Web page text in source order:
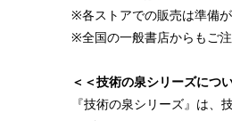
※各ストアでの販売は準備
※全国の一般書店からもご注
＜＜技術の泉シリーズにつ
『技術の泉シリーズ』は、